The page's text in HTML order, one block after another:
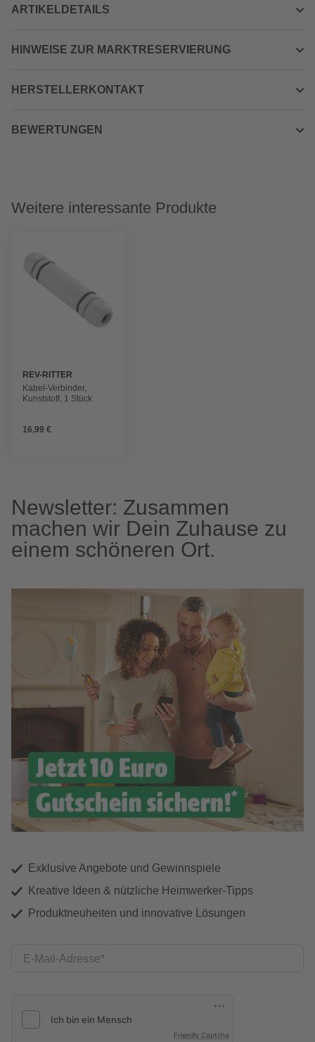
ARTIKELDETAILS
HINWEISE ZUR MARKTRESERVIERUNG
HERSTELLERKONTAKT
BEWERTUNGEN
Weitere interessante Produkte
REV-RITTER
Kabel-Verbinder,
Kunststoff, 1 Stück
16,99 €
Newsletter: Zusammen
machen wir Dein Zuhause zu
einem schöneren Ort.
Exklusive Angebote und Gewinnspiele
Kreative Ideen & nützliche Heimwerker-Tipps
Produktneuheiten und innovative Lösungen
E-Mail-Adresse
Friendly Captcha